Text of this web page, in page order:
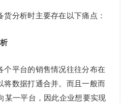
分析时主要存在以下痛点：
个平台的销售情况往往分布在
将数据打通合并。而且一般而
某一平台，因此企业想要实现